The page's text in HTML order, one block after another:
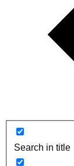
Search in title